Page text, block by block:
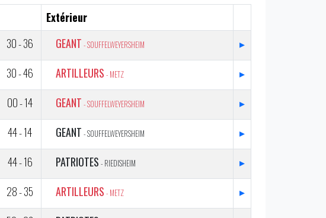
Extérieur
30 - 36 GEANT - SOUFFELWEYERSHEIM
▸
30 - 46 ARTILLEURS - METZ
▸
00 - 14 GEANT - SOUFFELWEYERSHEIM
▸
44 - 14 GEANT - SOUFFELWEYERSHEIM
▸
44 - 16 PATRIOTES - RIEDISHEIM
▸
28 - 35 ARTILLEURS - METZ
▸